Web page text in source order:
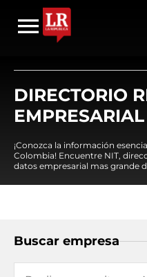
DIRECTORIO
EMPRESARIAL
¡Conozca la información
Colombia! Encuentre NIT,
datos empresarial mas grande
Buscar empresa